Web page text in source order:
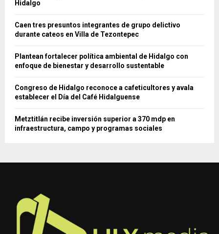
Hidalgo
Caen tres presuntos integrantes de grupo delictivo
durante cateos en Villa de Tezontepec
Plantean fortalecer política ambiental de Hidalgo con
enfoque de bienestar y desarrollo sustentable
Congreso de Hidalgo reconoce a cafeticultores y avala
establecer el Día del Café Hidalguense
Metztitlán recibe inversión superior a 370 mdp en
infraestructura, campo y programas sociales